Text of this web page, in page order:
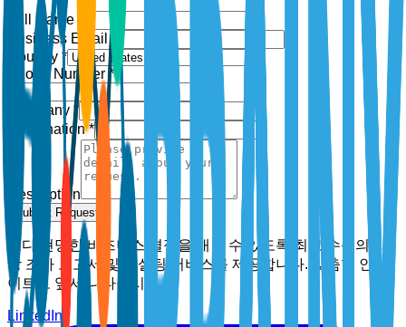
Full Name *
Business Email *
Country *
Phone Number *
Company *
Designation *
Description
Submit Request
보다 현명한 비즈니스 결정을 내릴 수 있도록 최고 수준의 시
장 조사 보고서 및 컨설팅 서비스를 제공합니다. 맞춤형 인사
이트로 앞서 나타십시오.
LinkedIn